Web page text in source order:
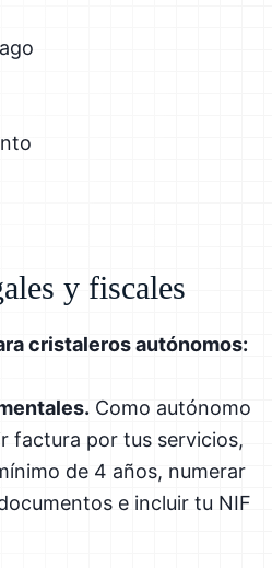
y fiscales
cristaleros autónomos:
Como autónomo
factura por tus servicios,
de 4 años, numerar
e incluir tu NIF